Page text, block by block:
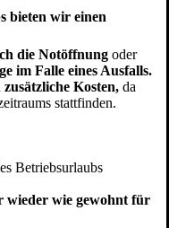
bieten wir einen
die Notöffnung oder
im Falle eines Ausfalls.
Kosten, da
stattfinden.
Betriebsurlaubs
wieder wie gewohnt für